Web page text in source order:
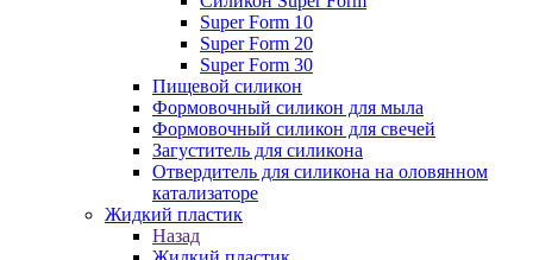
Super Form 10
Super Form 20
Super Form 30
Пищевой силикон
Формовочный силикон для мыла
Формовочный силикон для свечей
Загуститель для силикона
Отвердитель для силикона на оловянном
катализаторе
Жидкий пластик
Назад